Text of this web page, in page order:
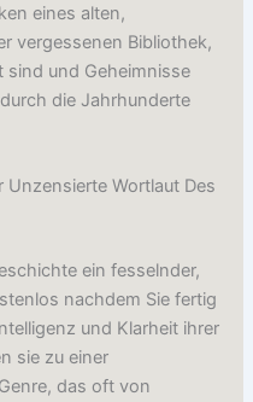
eines alten,
vergessenen Bibliothek,
sind und Geheimnisse
die Jahrhunderte
Unzensierte Wortlaut Des
ein fesselnder,
nachdem Sie fertig
und Klarheit ihrer
sie zu einer
das oft von